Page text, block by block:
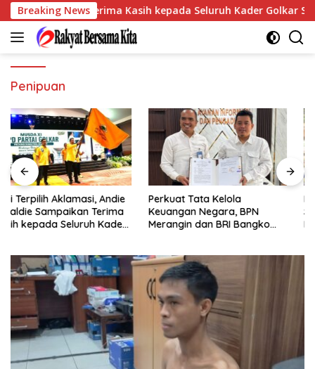
Langsung
ke
konten
Breaking NewsTerima Kasih kepada Seluruh Kader Golkar Sumsel
Penipuan
Perkuat Tata Kelola
Keuangan Negara, BPN
Merangin dan BRI Bangko
Pegadaian Kanwil III
Sumbagsel Perkuat
Implementasi ProKlim Melalui